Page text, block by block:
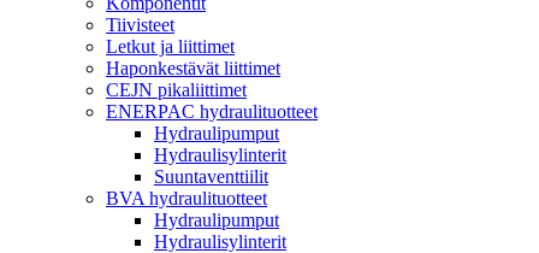
Tiivisteet
Letkut ja liittimet
Haponkestävät liittimet
CEJN pikaliittimet
ENERPAC hydraulituotteet
Hydraulipumput
Hydraulisylinterit
Suuntaventtiilit
BVA hydraulituotteet
Hydraulipumput
Hydraulisylinterit